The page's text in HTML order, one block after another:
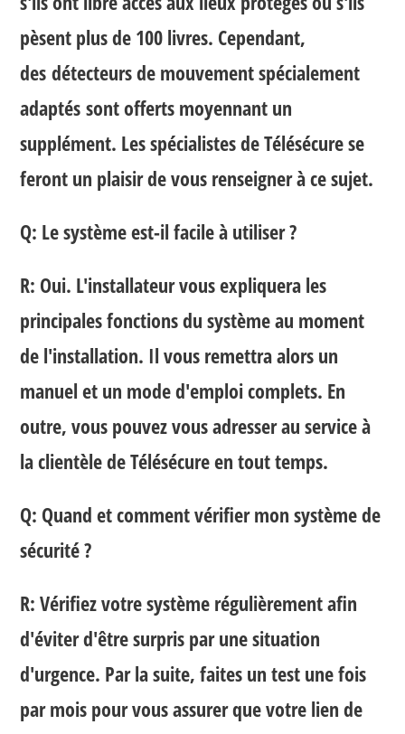
pèsent plus de 100 livres. Cependant,
desdétecteurs de mouvement spécialement
adaptéssont offerts moyennant un
supplément. Les spécialistes de Télésécure se
feront un plaisir de vous renseigner à ce sujet.
Q: Le système est-il facile à utiliser ?
R: Oui. L'installateur vous expliquera les
principales fonctions du système au moment
de l'installation. Il vous remettra alors un
manuel et un mode d'emploi complets. En
outre, vous pouvez vous adresser au service à
la clientèle de Télésécure en tout temps.
Q: Quand et comment vérifier mon système de
sécurité ?
R: Vérifiez votre système régulièrement afin
d'éviter d'être surpris par une situation
d'urgence. Par la suite, faites un test une fois
par mois pour vous assurer que votre lien de